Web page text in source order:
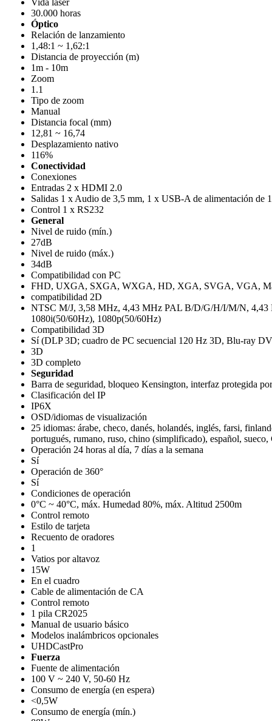
Vida láser
30.000 horas
Óptico
Relación de lanzamiento
1,48:1 ~ 1,62:1
Distancia de proyección (m)
1m - 10m
Zoom
1.1
Tipo de zoom
Manual
Distancia focal (mm)
12,81 ~ 16,74
Desplazamiento nativo
116%
Conectividad
Conexiones
Entradas 2 x HDMI 2.0
Salidas 1 x Audio de 3,5 mm, 1 x USB-A de alimentación de
Control 1 x RS232
General
Nivel de ruido (mín.)
27dB
Nivel de ruido (máx.)
34dB
Compatibilidad con PC
FHD, UXGA, SXGA, WXGA, HD, XGA, SVGA, VGA,
compatibilidad 2D
NTSC M/J, 3,58 MHz, 4,43 MHz PAL B/D/G/H/I/M/N,
1080i(50/60Hz), 1080p(50/60Hz)
Compatibilidad 3D
Sí (DLP 3D; cuadro de PC secuencial 120 Hz 3D, Blu-ray
3D
3D completo
Seguridad
Barra de seguridad, bloqueo Kensington, interfaz protegida
Clasificación del IP
IP6X
OSD/idiomas de visualización
25 idiomas: árabe, checo, danés, holandés, inglés, farsi,
portugués, rumano, ruso, chino (simplificado), español,
Operación 24 horas al día, 7 días a la semana
Sí
Operación de 360°
Sí
Condiciones de operación
0°C ~ 40°C, máx. Humedad 80%, máx. Altitud 2500m
Control remoto
Estilo de tarjeta
Recuento de oradores
1
Vatios por altavoz
15W
En el cuadro
Cable de alimentación de CA
Control remoto
1 pila CR2025
Manual de usuario básico
Modelos inalámbricos opcionales
UHDCastPro
Fuerza
Fuente de alimentación
100 V ~ 240 V, 50-60 Hz
Consumo de energía (en espera)
<0,5W
Consumo de energía (mín.)